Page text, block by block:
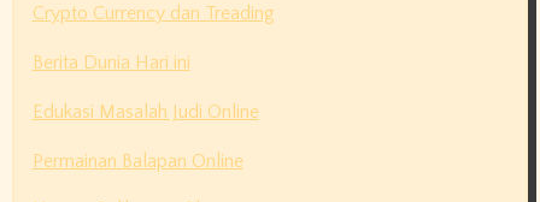
Crypto Currency dan Treading
Berita Dunia Hari ini
Edukasi Masalah Judi Online
Permainan Balapan Online